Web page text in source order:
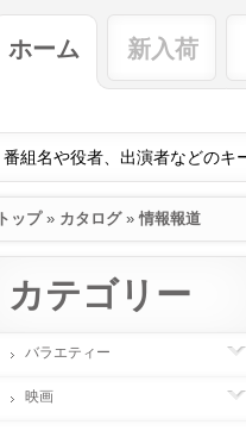
ホーム 新入荷
トップ» カタログ»情報報道
カテゴリー
バラエティー
映画